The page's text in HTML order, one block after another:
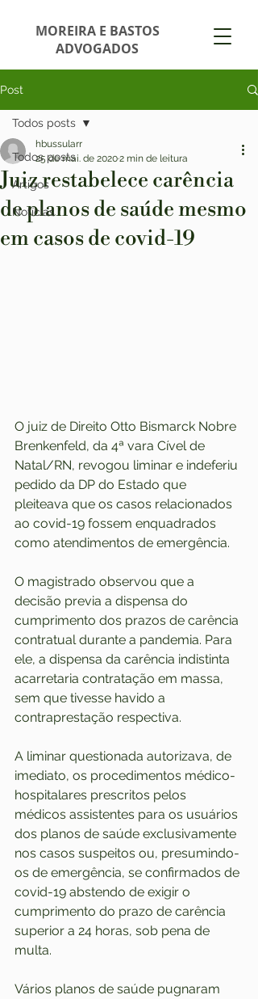
MOREIRA E BASTOS
ADVOGADOS
Post
Todos posts
Artigos
Notícias
Todos posts
Juiz restabelece carência
de planos de saúde mesmo
em casos de covid-19
hbussularr
25 de mai. de 20202 min de leitura
O juiz de Direito Otto Bismarck Nobre
Brenkenfeld, da 4ª vara Cível de
Natal/RN, revogou liminar e indeferiu
pedido da DP do Estado que
pleiteava que os casos relacionados
ao covid-19 fossem enquadrados
como atendimentos de emergência.
O magistrado observou que a
decisão previa a dispensa do
cumprimento dos prazos de carência
contratual durante a pandemia. Para
ele, a dispensa da carência indistinta
acarretaria contratação em massa,
sem que tivesse havido a
contraprestação respectiva.
A liminar questionada autorizava, de
imediato, os procedimentos médico-
hospitalares prescritos pelos
médicos assistentes para os usuários
dos planos de saúde exclusivamente
nos casos suspeitos ou, presumindo-
os de emergência, se confirmados de
covid-19 abstendo de exigir o
cumprimento do prazo de carência
superior a 24 horas, sob pena de
multa.
Vários planos de saúde pugnaram